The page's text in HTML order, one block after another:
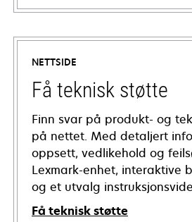
NETTSIDE
Få teknisk støtte
Finn svar på produkt- og
på nettet. Med detaljert
oppsett, vedlikehold og
Lexmark-enhet, interaktive
og et utvalg
Få teknisk støtte